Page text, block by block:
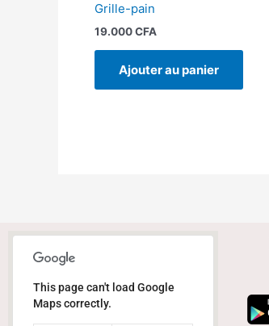
Grille-pain
19.000CFA
Ajouter au panier
This page can't load Google
Maps correctly.